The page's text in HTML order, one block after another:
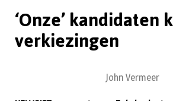
‘Onze’ kandidaten
verkiezingen
John Vermeer